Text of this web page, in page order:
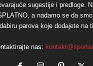
sugestije i predloge.
a nadamo se da
parova koje dodajete na
nas: